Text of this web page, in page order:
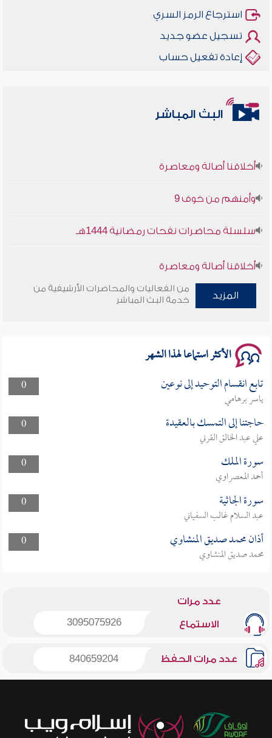
استرجاع الرمز السري
تسجيل عضو جديد
إعادة تفعيل حساب
البث المباشر
أخلاقنا أصالة ومعاصرة
وأمنهم من خوف 9
سلسلة محاضرات نفحات رمضانية 1444هـ
أخلاقنا أصالة ومعاصرة
وأمنهم من خوف 9
المزيد
من الفعاليات والمحاضرات الأرشيفية من
خدمة البث المباشر
الأكثر استماعا لهذا الشهر
0 تابع انقسام التوحيد إلى نوعين
ياسر برهامي
0
حاجتنا إلى التمسك بالعقيدة
علي عبد الخالق القرني
0
سورة الملك
أحمد المعصراوي
0
سورة الجاثية
عبد السلام غالب السفياني
0
أذان محمد صديق المنشاوي
محمد صديق المنشاوي
عدد مرات
الاستماع 3095075926
عدد مرات الحفظ 840659204